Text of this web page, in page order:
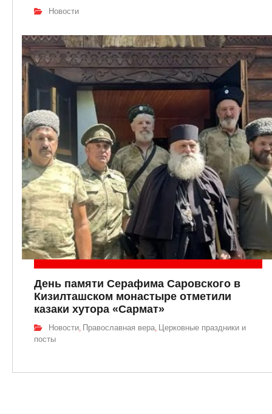
Новости
День памяти Серафима Саровского в
Кизилташском монастыре отметили
казаки хутора «Сармат»
Новости, Православная вера,
Церковные праздники и
посты